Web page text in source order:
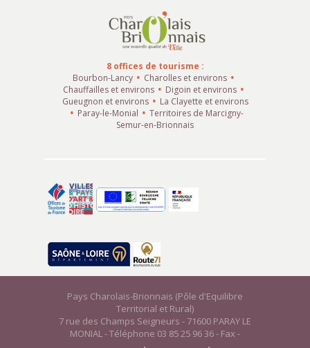
8 offices de tourisme :
Bourbon-Lancy
Charolles et environs
Chauffailles et environs
Digoin et environs
Gueugnon et environs
La Clayette et environs
Paray-le-Monial
Territoires de Marcigny-
Semur-en-Brionnais
Pays Charolais-Brionnais (Pôle d'Equilibre
Territorial et Rural)
7 rue des Champs Seigneurs - 71600 PARAY LE
MONIAL - Téléphone 03 85 25 96 36 - Fax -